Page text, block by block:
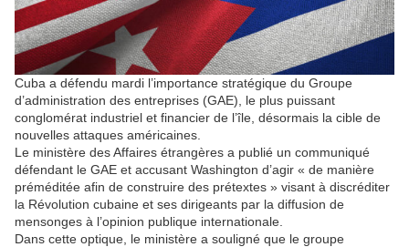
Cuba a défendu mardi l’importance stratégique du Groupe
d’administration des entreprises (GAE), le plus puissant
conglomérat industriel et financier de l’île, désormais la cible de
nouvelles attaques américaines.
Le ministère des Affaires étrangères a publié un communiqué
défendant le GAE et accusant Washington d’agir « de manière
préméditée afin de construire des prétextes » visant à discréditer
la Révolution cubaine et ses dirigeants par la diffusion de
mensonges à l’opinion publique internationale.
Dans cette optique, le ministère a souligné que le groupe